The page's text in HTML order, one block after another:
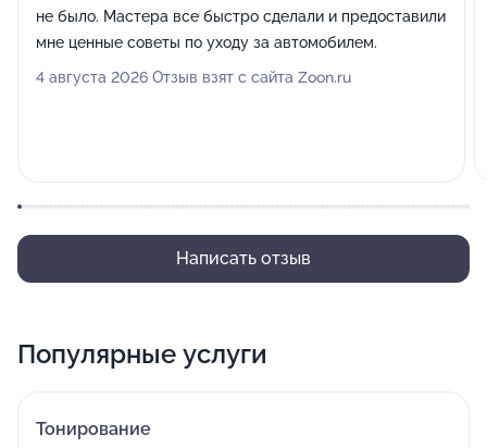
не было. Мастера все быстро сделали и предоставили
мне ценные советы по уходу за автомобилем.
4 августа 2026 Отзыв взят с сайта Zoon.ru
Написать отзыв
Популярные услуги
Тонирование